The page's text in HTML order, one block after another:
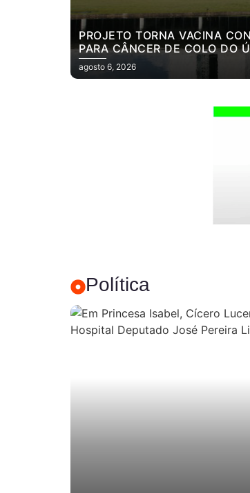
PROJETO TORNA VACINA
PARA CÂNCER DE COLO DO
agosto 6, 2026
Política